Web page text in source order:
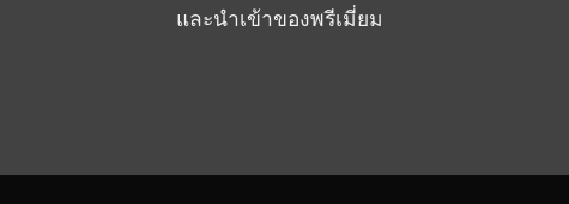
และนำเข้าของพรีเมี่ยม